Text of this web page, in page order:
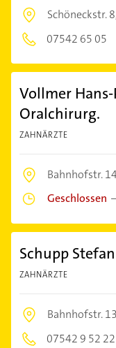
Schöneckstr.
07542 65 05
Vollmer
Oralchirurg.
ZAHNÄRZTE
Bahnhofstr.
Geschlossen
Schupp
ZAHNÄRZTE
Bahnhofstr.
07542 9 52